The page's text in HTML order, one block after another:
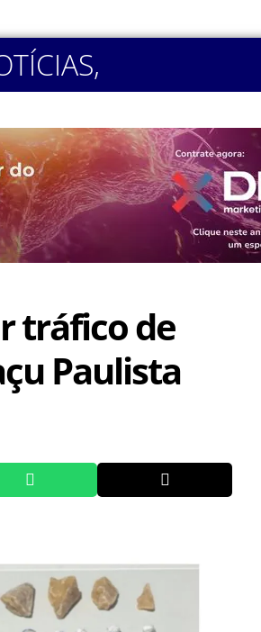
,
tráfico de
Paulista